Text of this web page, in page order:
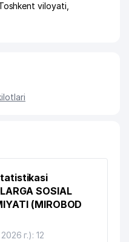
viloyati
SOSIAL
(MIROBOD
г.): 12